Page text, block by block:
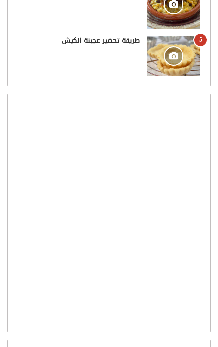
طريقة تحضير عجينة الكيش